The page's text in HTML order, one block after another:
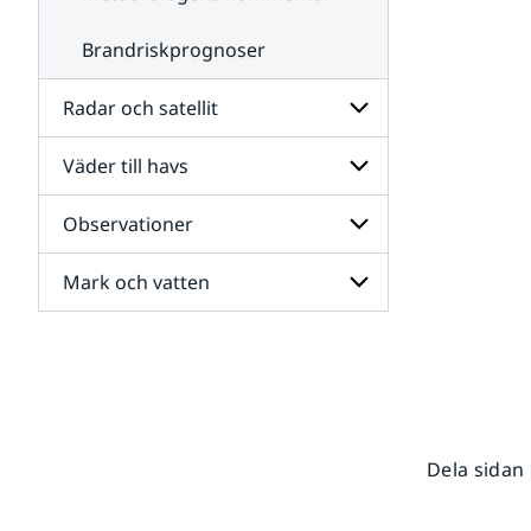
Brandriskprognoser
Radar och satellit
Undersidor
för
Radar
och
satellit
Väder till havs
Undersidor
för
Väder
till
havs
Observationer
Undersidor
för
Mark och vatten
Dela sidan